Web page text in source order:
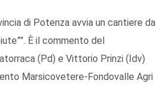
di Potenza avvia un cantiere da
È il commento del
(Pd) e Vittorio Prinzi (Idv)
Marsicovetere-Fondovalle Agri